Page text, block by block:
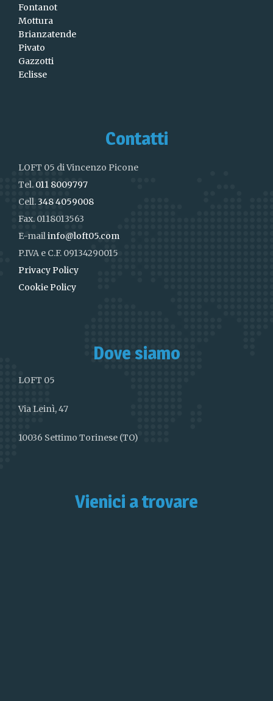
Fontanot
Mottura
Brianzatende
Pivato
Gazzotti
Eclisse
Contatti
LOFT 05 di Vincenzo Picone
Tel. 011 8009797
Cell.348 4059008
Fax. 0118013563
E-mailinfo@loft05.com
P.IVA e C.F. 09134290015
Privacy Policy
Cookie Policy
Dove siamo
LOFT 05
Via Leinì, 47
10036 Settimo Torinese (TO)
Vienici a trovare